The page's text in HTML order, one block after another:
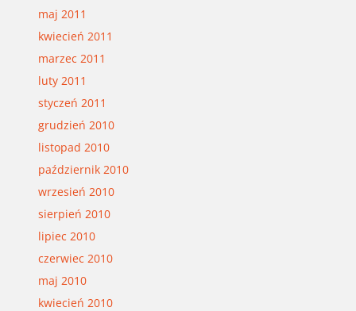
maj 2011
kwiecień 2011
marzec 2011
luty 2011
styczeń 2011
grudzień 2010
listopad 2010
październik 2010
wrzesień 2010
sierpień 2010
lipiec 2010
czerwiec 2010
maj 2010
kwiecień 2010